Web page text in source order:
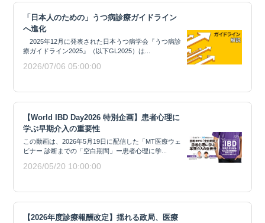
「日本人のための」うつ病診療ガイドライン
へ進化
2025年12月に発表された日本うつ病学会『うつ病診
療ガイドライン2025』（以下GL2025）は...
2026/07/06 05:00:00
【World IBD Day2026 特別企画】患者心理に
学ぶ早期介入の重要性
この動画は、2026年5月19日に配信した「MT医療ウェ
ビナー 診断までの「空白期間」ー患者心理に学...
2026/05/20 10:00:00
【2026年度診療報酬改定】揺れる政局、医療